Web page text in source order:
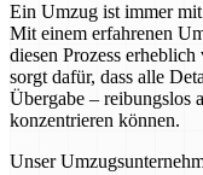
Ein Umzug ist immer
Mit einem erfahrenen
diesen Prozess
sorgt dafür, dass alle
Übergabe – reibungslos
konzentrieren können.
Unser